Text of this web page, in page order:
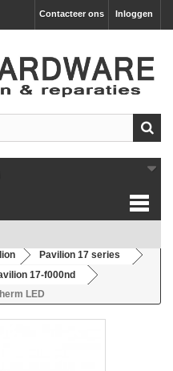
Inloggen
Contacteer ons
Pavilion 17 series
17-f000nd
LED